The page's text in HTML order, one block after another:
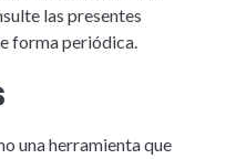
las presentes
forma periódica.
una herramienta que